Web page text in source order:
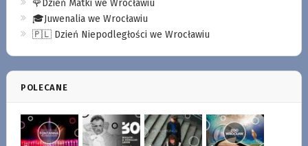
🌹Dzień Matki we Wrocławiu
🎓Juwenalia we Wrocławiu
🇵🇱 Dzień Niepodległości we Wrocławiu
POLECANE